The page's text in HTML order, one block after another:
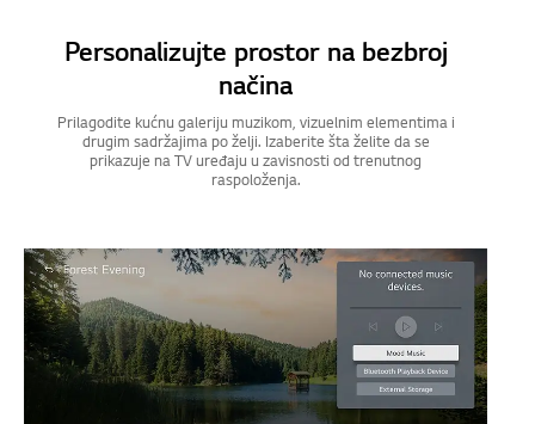
Personalizujte prostor na bezbroj
načina
Prilagodite kućnu galeriju muzikom, vizuelnim elementima i
drugim sadržajima po želji. Izaberite šta želite da se
prikazuje na TV uređaju u zavisnosti od trenutnog
raspoloženja.